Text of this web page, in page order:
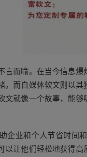
言而喻。在当今信息
。而自媒体软文则以
文就像一个故事，能
企业和个人节省时间
以让他们轻松地获得